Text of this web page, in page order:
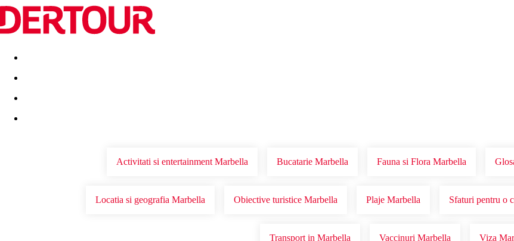
Destinatii Vacanta perfecta OFERTE DE NERATAT
Activitati si entertainment Marbella Bucatarie Marbella Fauna si Flora Marbella
Locatia si geografia Marbella Obiective turistice Marbella Plaje Marbella Sfaturi pentru o
Transport in Marbella Vaccinuri Marbella Viza